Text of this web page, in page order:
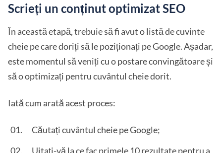
Scrieți un conținut optimizat SEO
În această etapă, trebuie să fi avut o listă de cuvinte
cheie pe care doriți să le poziționați pe Google. Așadar,
este momentul să veniți cu o postare convingătoare și
să o optimizați pentru cuvântul cheie dorit.
Iată cum arată acest proces:
Căutați cuvântul cheie pe Google;
Uitați-vă la ce fac primele 10 rezultate pentru a